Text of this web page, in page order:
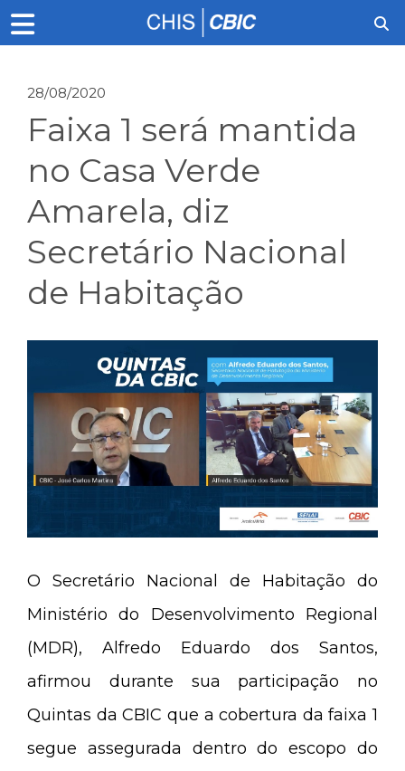
28/08/2020
Faixa 1 será mantida
no Casa Verde
Amarela, diz
Secretário Nacional
de Habitação
O Secretário Nacional de Habitação do
Ministério do Desenvolvimento Regional
(MDR), Alfredo Eduardo dos Santos,
afirmou durante sua participação no
Quintas da CBIC que a cobertura da faixa 1
segue assegurada dentro do escopo do